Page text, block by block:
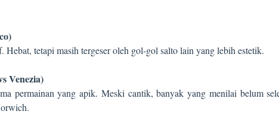
Hebat, tetapi masih tergeser oleh gol-gol salto lain yang lebih estetik.
Venezia)
permainan yang apik. Meski cantik, banyak yang menilai belum